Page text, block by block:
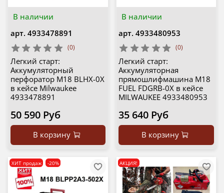
В наличии
арт. 4933478891
(0)
Легкий старт:
Аккумуляторный
перфоратор M18 BLHX-0X
в кейсе Milwaukee
4933478891
50 590 Руб
В корзину
В наличии
арт. 4933480953
(0)
Легкий старт:
Аккумуляторная
прямошлифмашина M18
FUEL FDGRB-0X в кейсе
MILWAUKEE 4933480953
35 640 Руб
В корзину
ХИТ продаж -20% АКЦИЯ!